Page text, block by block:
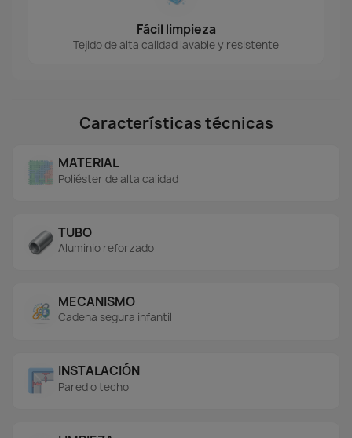
Fácil limpieza
Tejido de alta calidad lavable y resistente
Características técnicas
MATERIAL
Poliéster de alta calidad
TUBO
Aluminio reforzado
MECANISMO
Cadena segura infantil
INSTALACIÓN
Pared o techo